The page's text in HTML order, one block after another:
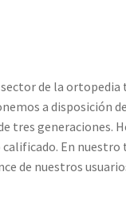
de la
a disposición
tres generaciones.
calificado. En
de nuestros